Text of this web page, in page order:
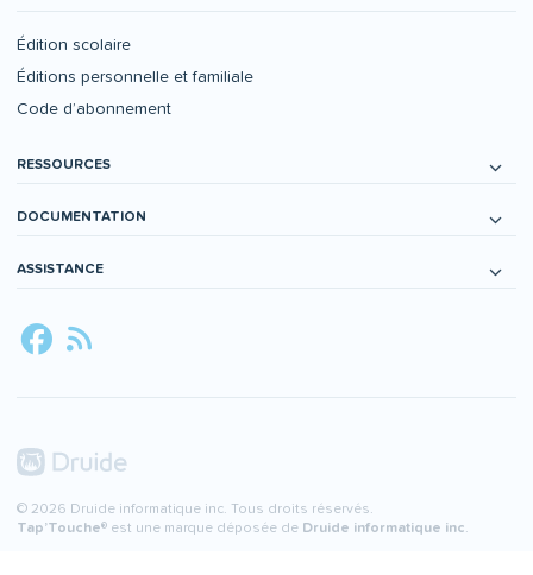
Édition scolaire
Éditions personnelle et familiale
Code d’abonnement
RESSOURCES
DOCUMENTATION
ASSISTANCE
© 2026 Druide informatique inc. Tous droits réservés.
Tap’Touche® est une marque déposée de Druide informatique inc.